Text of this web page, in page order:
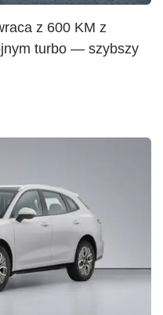
z 600 KM z
turbo — szybszy